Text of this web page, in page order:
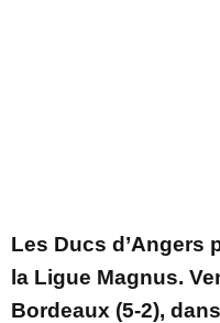
Les Ducs d’Angers
la Ligue Magnus.
Bordeaux (5-2),